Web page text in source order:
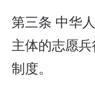
第三条 中华
主体的志愿
制度。